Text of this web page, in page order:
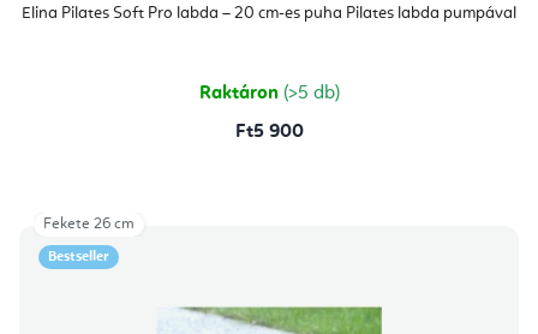
Elina Pilates Soft Pro labda – 20 cm-es puha Pilates labda pumpával
Raktáron (>5 db)
Ft5 900
Bestseller
Fekete 26 cm